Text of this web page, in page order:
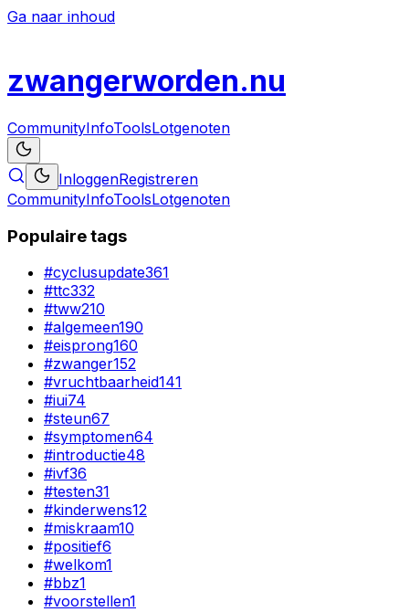
Ga naar inhoud
zwangerworden.nu
CommunityInfoToolsLotgenoten
InloggenRegistreren
CommunityInfoToolsLotgenoten
Populaire tags
#cyclusupdate361
#ttc332
#tww210
#algemeen190
#eisprong160
#zwanger152
#vruchtbaarheid141
#iui74
#steun67
#symptomen64
#introductie48
#ivf36
#testen31
#kinderwens12
#miskraam10
#positief6
#welkom1
#bbz1
#voorstellen1